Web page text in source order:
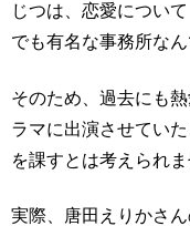
じつは、恋愛につい
でも有名な事務所なん
そのため、過去にも
ラマに出演させてい
を課すとは考えられま
実際、唐田えりかさ